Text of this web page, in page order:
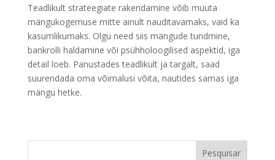
Teadlikult strateegiate rakendamine võib muuta
mängukogemuse mitte ainult nauditavamaks, vaid ka
kasumlikumaks. Olgu need siis mängude tundmine,
bankrolli haldamine või psühholoogilised aspektid, iga
detail loeb. Panustades teadlikult ja targalt, saad
suurendada oma võimalusi võita, nautides samas iga
mängu hetke.